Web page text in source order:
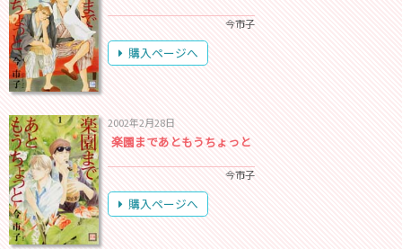
今市子
購入ページへ
2002年2月28日
楽園まであともうちょっと
今市子
購入ページへ